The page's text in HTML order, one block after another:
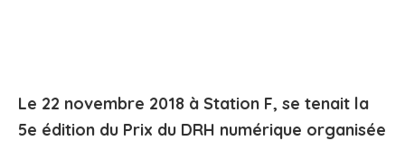
Le 22 novembre 2018 à Station F, se tenait la
5e édition du Prix du DRH numérique organisée